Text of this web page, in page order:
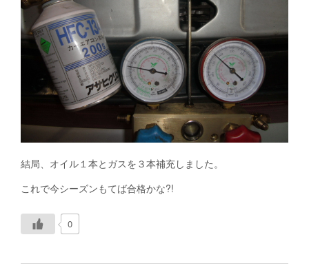
結局、オイル１本とガスを３本補充しました。
これで今シーズンもてば合格かな?!
0